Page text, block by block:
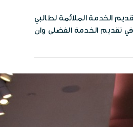
الخدمة الملائمة لطالبي
تقديم الخدمة الفضلى وان